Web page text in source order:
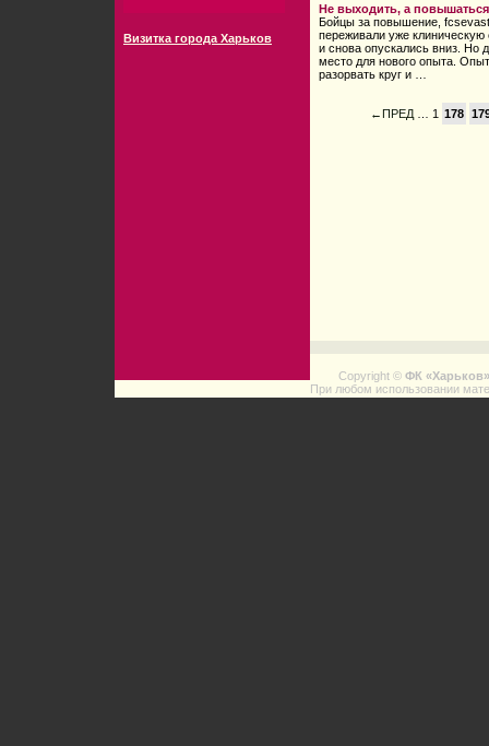
Визитка города Харьков
Не выходить, а повышаться
Бойцы за повышение,
переживали уже
и снова опускались вниз. Но
место для нового опыта.
разорвать круг и …
←ПРЕД… 1 178
Copyright © ФК «Харьков»
При любом использовании